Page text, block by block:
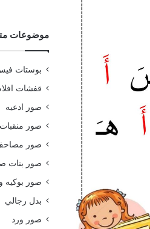
موضوعات
بوستات
قفشات
صور ادعيه
صور منقبات
صور
صور بنات
صور بوكيه
بدل رجالي
صور ورد